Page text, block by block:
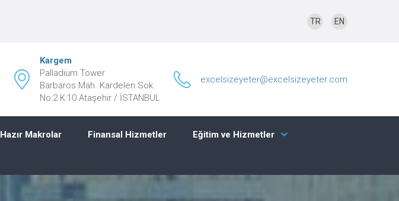
TR EN
Kargem
Palladium Tower
Barbaros Mah. Kardelen Sok.
No:2 K:10 Ataşehir / İSTANBUL
excelsizeyeter@excelsizeyeter.com
Hazır Makrolar Finansal Hizmetler Eğitim ve Hizmetler